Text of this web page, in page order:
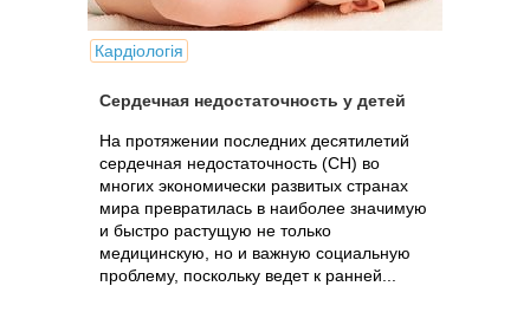
Кардіологія
Сердечная недостаточность у детей
На протяжении последних десятилетий
сердечная недостаточность (СН) во
многих экономически развитых странах
мира превратилась в наиболее значимую
и быстро растущую не только
медицинскую, но и важную социальную
проблему, поскольку ведет к ранней...